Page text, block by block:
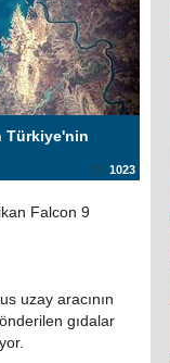
Türkiye'nin
1023
Falcon 9
uzay aracının
gıdalar